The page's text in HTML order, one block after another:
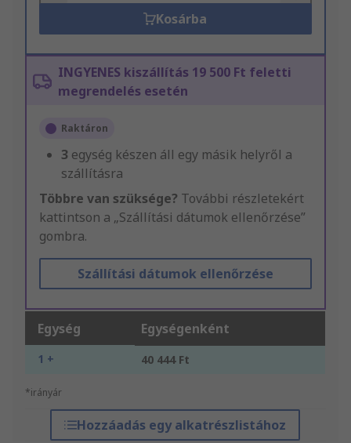
Kosárba
INGYENES kiszállítás 19 500 Ft feletti
megrendelés esetén
Raktáron
3 egység készen áll egy másik helyről a
szállításra
Többre van szüksége? További részletekért
kattintson a „Szállítási dátumok ellenőrzése”
gombra.
Szállítási dátumok ellenőrzése
Egység Egységenként
1 + 40 444 Ft
*irányár
Hozzáadás egy alkatrészlistához